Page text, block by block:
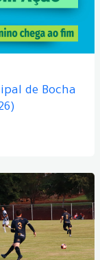
de Bocha